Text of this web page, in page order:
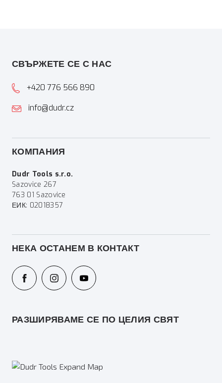
СВЪРЖЕТЕ СЕ С НАС
+420 776 566 890
info@dudr.cz
КОМПАНИЯ
Dudr Tools s.r.o.
Sazovice 267
763 01 Sazovice
ЕИК: 02018357
НЕКА ОСТАНЕМ В КОНТАКТ
РАЗШИРЯВАМЕ СЕ ПО ЦЕЛИЯ СВЯТ